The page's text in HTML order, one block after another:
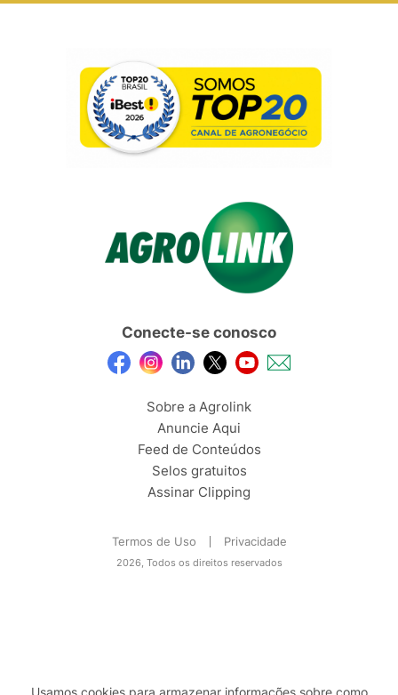
Conecte-se conosco
Sobre a Agrolink
Anuncie Aqui
Feed de Conteúdos
Selos gratuitos
Assinar Clipping
Termos de Uso Privacidade
2026, Todos os direitos reservados